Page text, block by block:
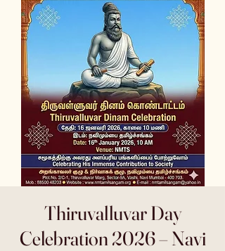
Thiruvalluvar Day
Celebration 2026 – Navi